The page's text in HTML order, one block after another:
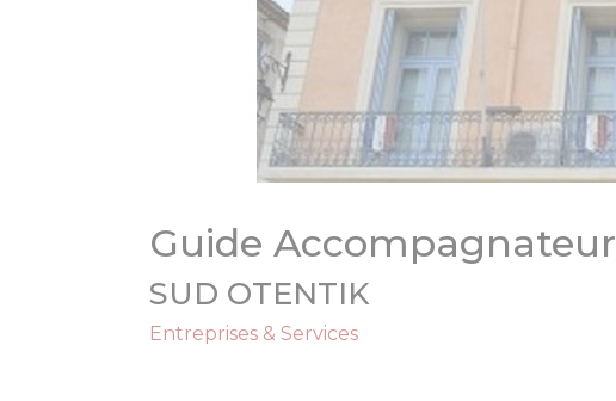
Guide Accompagnateur
SUD OTENTIK
Entreprises & Services